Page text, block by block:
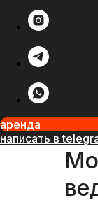
аренда
написать в